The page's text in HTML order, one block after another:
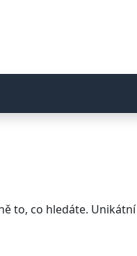
to, co hledáte. Unikátní